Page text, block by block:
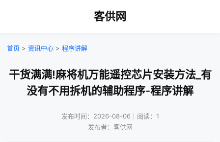
客供网
首页 > 资讯中心 > 程序讲解
干货满满!麻将机万能遥控芯片安装方法_有
没有不用拆机的辅助程序-程序讲解
发布时间：2026-08-06｜阅读：1
发布者：客供网